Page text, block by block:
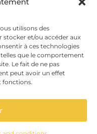
utilisons des
stocker et/ou accéder aux
à ces technologies
que le comportement
Le fait de ne pas
peut avoir un effet
fonctions.